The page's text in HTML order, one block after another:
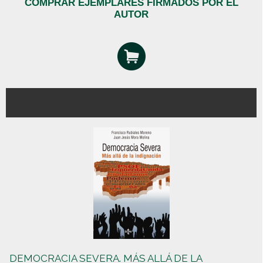
COMPRAR EJEMPLARES FIRMADOS POR EL
AUTOR
DEMOCRACIA SEVERA. MÁS ALLÁ DE LA